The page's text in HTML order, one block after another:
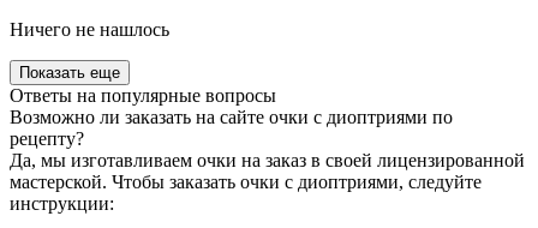
Ничего не нашлось
Показать еще
Ответы на популярные вопросы
Возможно ли заказать на сайте очки с диоптриями по
рецепту?
Да, мы изготавливаем очки на заказ в своей лицензированной
мастерской. Чтобы заказать очки с диоптриями, следуйте
инструкции: